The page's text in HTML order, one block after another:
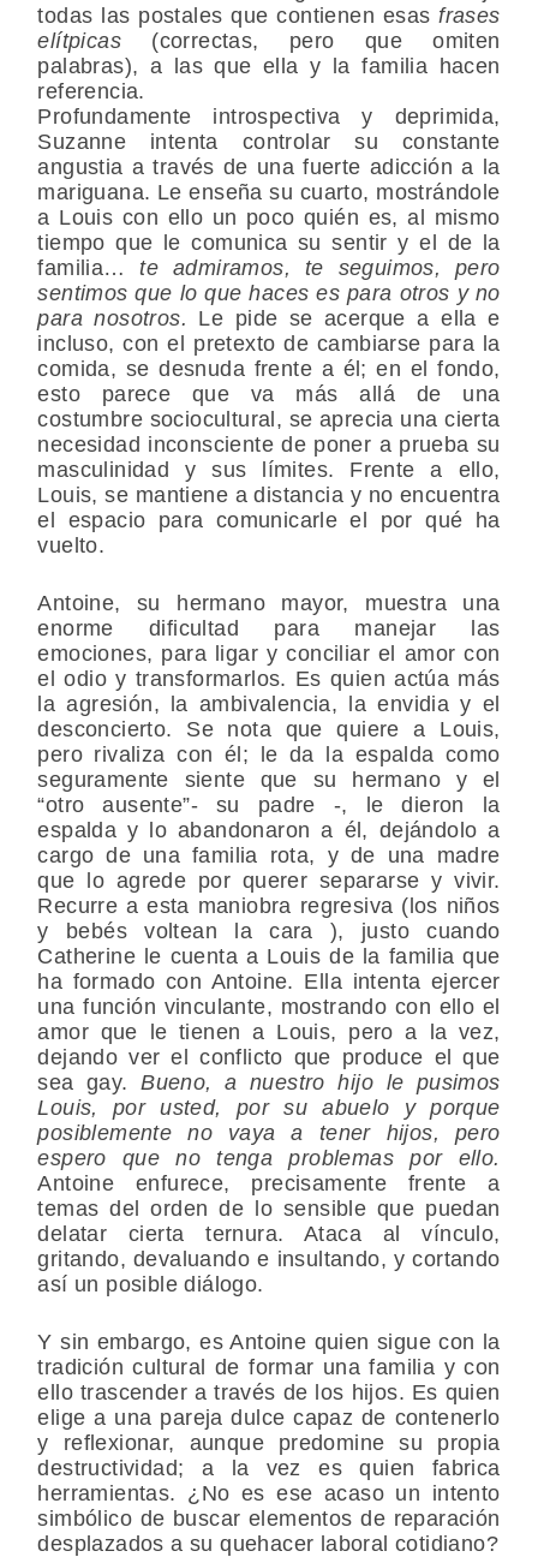
todas las postales que contienen esas frases
elítpicas(correctas, pero que omiten
palabras), a las que ella y la familia hacen
referencia.
Profundamente introspectiva y deprimida,
Suzanne intenta controlar su constante
angustia a través de una fuerte adicción a la
mariguana. Le enseña su cuarto, mostrándole
a Louis con ello un poco quién es, al mismo
tiempo que le comunica su sentir y el de la
familia…te admiramos, te seguimos, pero
sentimos que lo que haces es para otros y no
para nosotros. Le pide se acerque a ella e
incluso, con el pretexto de cambiarse para la
comida, se desnuda frente a él; en el fondo,
esto parece que va más allá de una
costumbre sociocultural, se aprecia una cierta
necesidad inconsciente de poner a prueba su
masculinidad y sus límites. Frente a ello,
Louis, se mantiene a distancia y no encuentra
el espacio para comunicarle el por qué ha
vuelto.
Antoine, su hermano mayor, muestra una
enorme dificultad para manejar las
emociones, para ligar y conciliar el amor con
el odio y transformarlos. Es quien actúa más
la agresión, la ambivalencia, la envidia y el
desconcierto. Se nota que quiere a Louis,
pero rivaliza con él; le da la espalda como
seguramente siente que su hermano y el
“otro ausente”- su padre -, le dieron la
espalda y lo abandonaron a él, dejándolo a
cargo de una familia rota, y de una madre
que lo agrede por querer separarse y vivir.
Recurre a esta maniobra regresiva (los niños
y bebés voltean la cara ), justo cuando
Catherine le cuenta a Louis de la familia que
ha formado con Antoine. Ella intenta ejercer
una función vinculante, mostrando con ello el
amor que le tienen a Louis, pero a la vez,
dejando ver el conflicto que produce el que
sea gay.Bueno, a nuestro hijo le pusimos
Louis, por usted, por su abuelo y porque
posiblemente no vaya a tener hijos, pero
espero que no tenga problemas por ello.
Antoine enfurece, precisamente frente a
temas del orden de lo sensible que puedan
delatar cierta ternura. Ataca al vínculo,
gritando, devaluando e insultando, y cortando
así un posible diálogo.
Y sin embargo, es Antoine quien sigue con la
tradición cultural de formar una familia y con
ello trascender a través de los hijos. Es quien
elige a una pareja dulce capaz de contenerlo
y reflexionar, aunque predomine su propia
destructividad; a la vez es quien fabrica
herramientas. ¿No es ese acaso un intento
simbólico de buscar elementos de reparación
desplazados a su quehacer laboral cotidiano?